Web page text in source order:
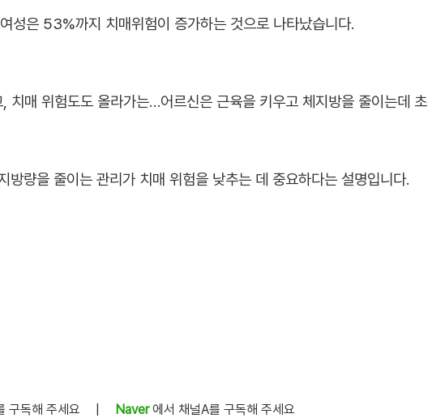
은 53%까지 치매위험이 증가하는 것으로 나타났습니다.
치매 위험도도 올라가는…어르신은 근육을 키우고 체지방을 줄이는데 초
방량을 줄이는 관리가 치매 위험을 낮추는 데 중요하다는 설명입니다.
구독해 주세요 Naver에서 채널A를 구독해 주세요